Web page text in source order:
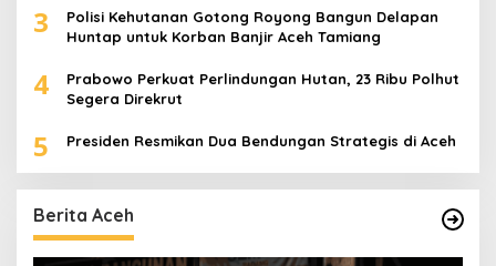
3
Polisi Kehutanan Gotong Royong Bangun Delapan
Huntap untuk Korban Banjir Aceh Tamiang
4
Prabowo Perkuat Perlindungan Hutan, 23 Ribu Polhut
Segera Direkrut
5 Presiden Resmikan Dua Bendungan Strategis di Aceh
Berita Aceh